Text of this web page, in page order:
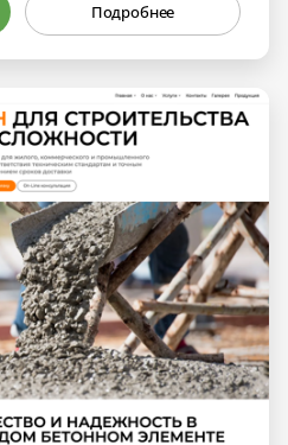
Подробнее